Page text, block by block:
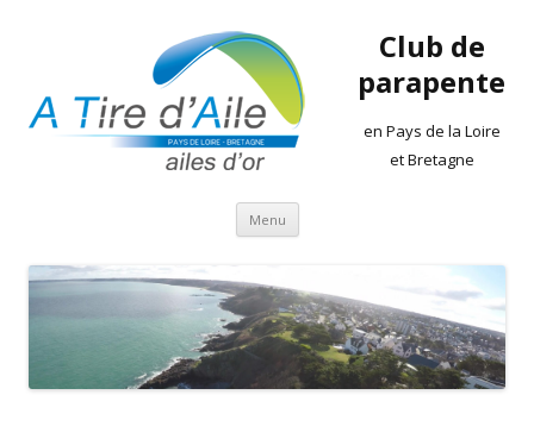
Club de
parapente
en Pays de la Loire
et Bretagne
Menu Aller
contenu